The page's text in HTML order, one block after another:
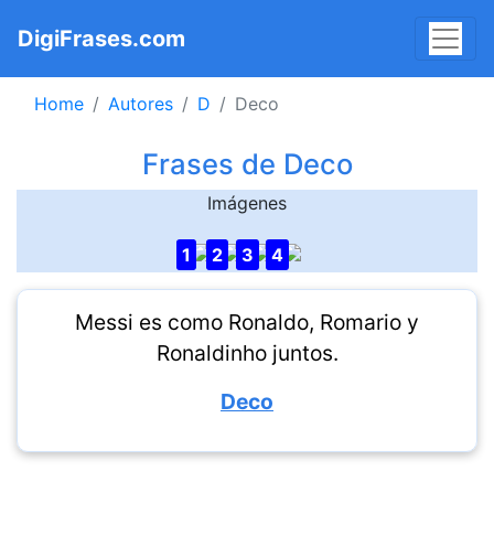
DigiFrases.com
Home Autores D Deco
Frases de Deco
Imágenes
1 2 3 4
Messi es como Ronaldo, Romario y
Ronaldinho juntos.
Deco